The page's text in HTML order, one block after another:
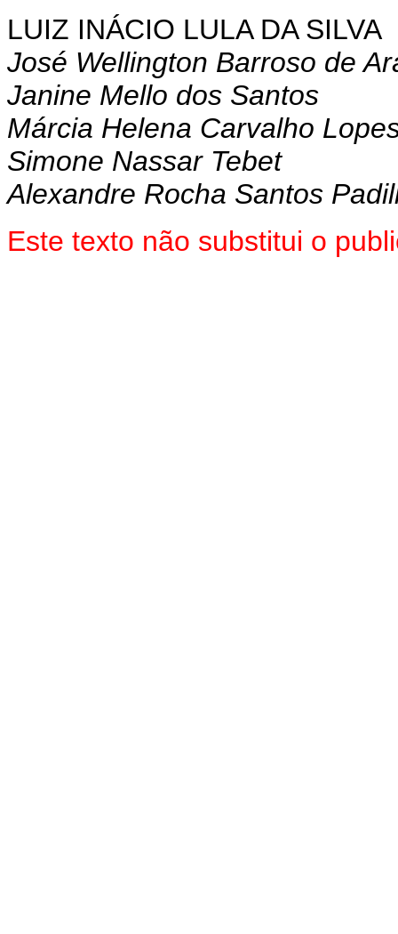
LUIZ INÁCIO LULA DA SILVA
José Wellington Barroso de
Janine Mello dos Santos
Márcia Helena Carvalho
Simone Nassar Tebet
Alexandre Rocha Santos
Este texto não substitui o